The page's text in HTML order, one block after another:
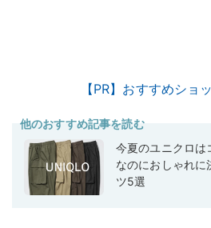
【PR】おすすめショ
他のおすすめ記事を読む
今夏のユニクロは
なのにおしゃれに
ツ5選